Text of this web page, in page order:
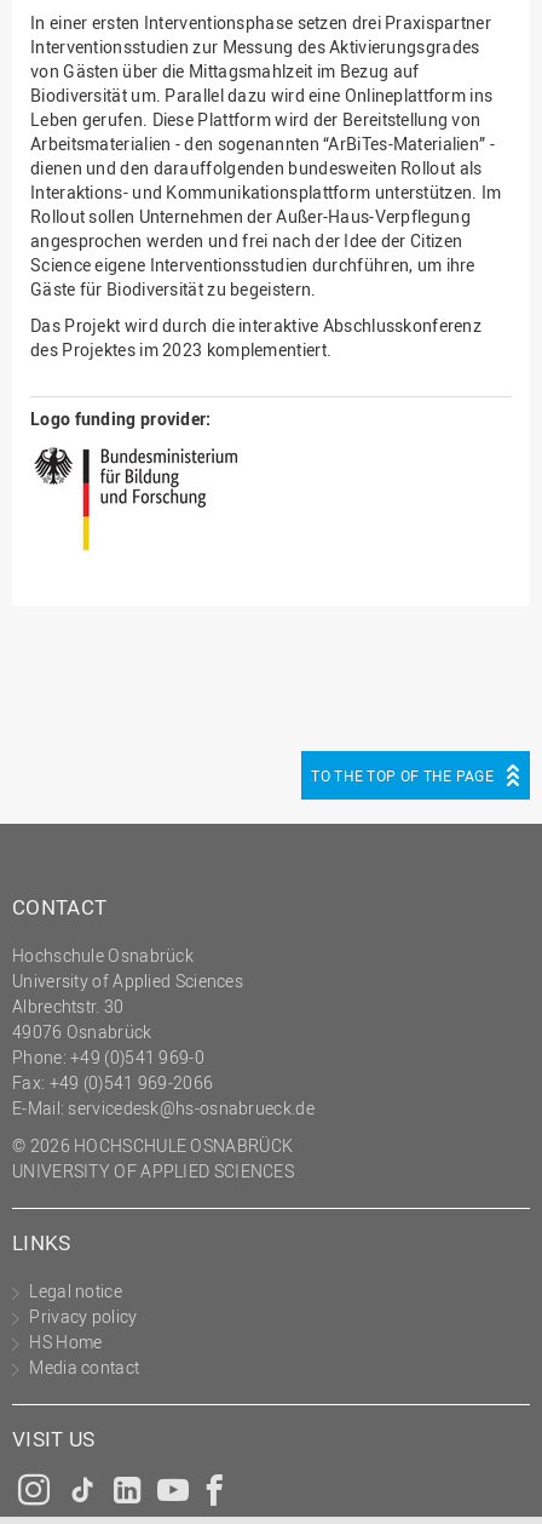
In einer ersten Interventionsphase setzen drei Praxispartner
Interventionsstudien zur Messung des Aktivierungsgrades
von Gästen über die Mittagsmahlzeit im Bezug auf
Biodiversität um. Parallel dazu wird eine Onlineplattform ins
Leben gerufen. Diese Plattform wird der Bereitstellung von
Arbeitsmaterialien - den sogenannten “ArBiTes-Materialien” -
dienen und den darauffolgenden bundesweiten Rollout als
Interaktions- und Kommunikationsplattform unterstützen. Im
Rollout sollen Unternehmen der Außer-Haus-Verpflegung
angesprochen werden und frei nach der Idee der Citizen
Science eigene Interventionsstudien durchführen, um ihre
Gäste für Biodiversität zu begeistern.
Das Projekt wird durch die interaktive Abschlusskonferenz
des Projektes im 2023 komplementiert.
Logo funding provider:
TO THE TOP OF THE PAGE
CONTACT
Hochschule Osnabrück
University of Applied Sciences
Albrechtstr. 30
49076 Osnabrück
Phone: +49 (0)541 969-0
Fax: +49 (0)541 969-2066
E-Mail: servicedesk@hs-osnabrueck.de
© 2026 HOCHSCHULE OSNABRÜCK
UNIVERSITY OF APPLIED SCIENCES
LINKS
Legal notice
Privacy policy
HS Home
Media contact
VISIT US
Instagram
Tiktok
LinkedInYouTube